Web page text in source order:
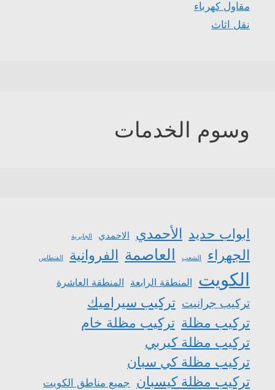
مقاول كهرباء
نقل اثاث
وسوم الخدمات
ابواب حديد الأحمدي الاحمدي الجابرية
الجهراء الشعب العاصمة الفروانية الفنطاس
الكويت المنطقة الرابعة المنطقة العاشرة
تركيب جرانيت تركيب سيراميك
تركيب مظلة تركيب مظلة خام
تركيب مظلة كيربي
تركيب مظلة كي سبان
تركيب مظلة كيسبان جميع مناطق الكويت